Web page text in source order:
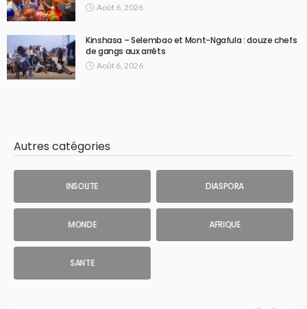
Août 6, 2026
Kinshasa – Selembao et Mont-Ngafula : douze chefs
de gangs aux arrêts
Août 6, 2026
Autres catégories
INSOLITE DIASPORA
MONDE AFRIQUE
SANTE